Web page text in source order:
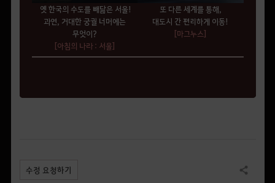
옛 한국의 수도를 빼닮은 서울!
과연, 거대한 궁궐 너머에는
무엇이?
[아침의 나라 : 서울]
또 다른 세계를 통해,
대도시 간 편리하게 이동!
[마그누스]
수정 요청하기 공유하기